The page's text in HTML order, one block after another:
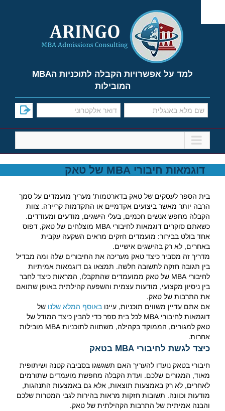
content
למד על אפשרויות הקבלה לתוכניות הMBA
המובילות
דוגמאות חיבורי MBA של טאק
בית הספר לעסקים של טאק בדארטמות' מעריך מועמדים על סמך
הרבה יותר מאשר ביצועים אקדמיים או התקדמות קריירה. צוות
הקבלה מחפש אנשים חכמים, בעלי הישגים, מודעים ומעודדים.
כשאתם סוקרים דוגמאות לחיבורי MBA מוצלחים של טאק, דפוס
אחד בולט בבירור: מועמדים חזקים מראים השקעה עקבית
באחרים, לא רק בהישגים אישיים.
מדריך זה מסביר כיצד טאק מעריכה את החיבורים שלה ומה מבדיל
בין תגובה חזקה לתשובה חלשה. תמצאו גם דוגמאות אמיתיות
לחיבורי MBA של טאק ממועמדים שהתקבלו, המראות כיצד לחבר
בין ניסיון מקצועי, מודעות עצמית והשפעה קהילתית באופן שתואם
את התרבות של טאק.
אם אתם עדיין משווים תוכניות, עיינו באוסף המלא שלנו של
דוגמאות לחיבורי MBA לכל בית ספר כדי להבין כיצד המודל של
טאק למגורים, הממוקד בקהילה, משתווה לתוכניות MBA מובילות
אחרות.
כיצד לגשת לחיבורי MBA בטאק
חיבורי בטאק נועדו להעריך האם תשגשגו בסביבה קטנה ושיתופית
מאוד, המגורים שלכם. ועדת הקבלה מחפשת מועמדים שתורמים
לאחרים, לא רק באמצעות תוצאות, אלא גם באמצעות התנהגות,
מודעות וכוונה. תשובות חזקות מראות בהירות לגבי המטרות שלכם
והבנה אמיתית של התרבות הקהילתית של טאק.